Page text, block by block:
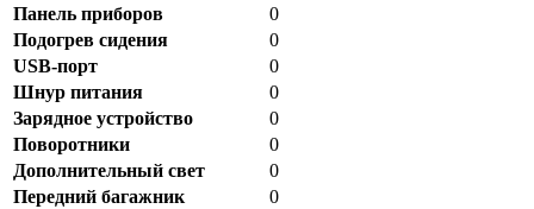
Панель приборов
0
Подогрев сидения
0
USB-порт
0
Шнур питания
0
Зарядное устройство
0
Поворотники
0
Дополнительный свет
0
Передний багажник
0